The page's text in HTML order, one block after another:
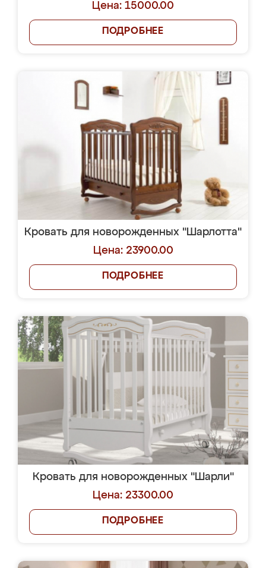
Цена: 15000.00
ПОДРОБНЕЕ
Кровать для новорожденных "Шарлотта"
Цена: 23900.00
ПОДРОБНЕЕ
Кровать для новорожденных "Шарли"
Цена: 23300.00
ПОДРОБНЕЕ